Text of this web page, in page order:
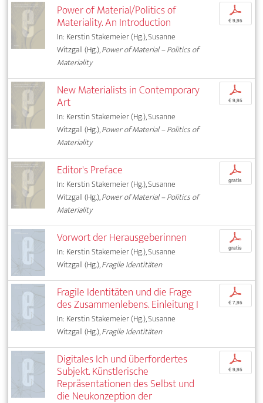
Power of Material/Politics of
Materiality. An Introduction
In: Kerstin Stakemeier (Hg.), Susanne
Witzgall (Hg.),Power of Material – Politics of
Materiality
p
€ 9,95
New Materialists in Contemporary
Art
In: Kerstin Stakemeier (Hg.), Susanne
Witzgall (Hg.),Power of Material – Politics of
Materiality
p
€ 9,95
Editor's Preface
In: Kerstin Stakemeier (Hg.), Susanne
Witzgall (Hg.),Power of Material – Politics of
Materiality
p
gratis
Vorwort der Herausgeberinnen
In: Kerstin Stakemeier (Hg.), Susanne
Witzgall (Hg.),Fragile Identitäten
p
gratis
Fragile Identitäten und die Frage
des Zusammenlebens. Einleitung I
In: Kerstin Stakemeier (Hg.), Susanne
Witzgall (Hg.),Fragile Identitäten
p
€ 7,95
Digitales Ich und überfordertes
Subjekt. Künstlerische
Repräsentationen des Selbst und
die Neukonzeption der
p
€ 9,95